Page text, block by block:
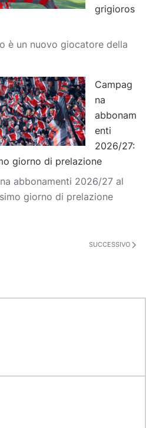
grigioros
è un nuovo giocatore della
Campag
na
abbonam
enti
2026/27:
giorno di prelazione
abbonamenti 2026/27 al
giorno di prelazione
SUCCESSIVO